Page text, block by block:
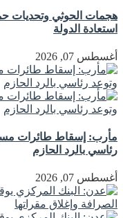
هجمات الحوثي وتحديات
استعادة الدولة
أغسطس 07, 2026
مأرب: إسقاط طائرات
رئاسي بالرد الحازم
أغسطس 07, 2026